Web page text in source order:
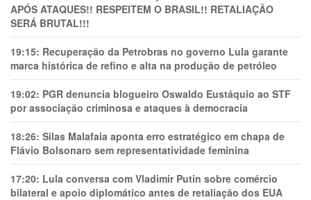
APÓS ATAQUES!! RESPEITEM O BRASIL!! RETALIAÇÃO
SERÁ BRUTAL!!!
19:15: Recuperação da Petrobras no governo Lula garante
marca histórica de refino e alta na produção de petróleo
19:02: PGR denuncia blogueiro Oswaldo Eustáquio ao STF
por associação criminosa e ataques à democracia
18:26: Silas Malafaia aponta erro estratégico em chapa de
Flávio Bolsonaro sem representatividade feminina
17:20: Lula conversa com Vladimir Putin sobre comércio
bilateral e apoio diplomático antes de retaliação dos EUA